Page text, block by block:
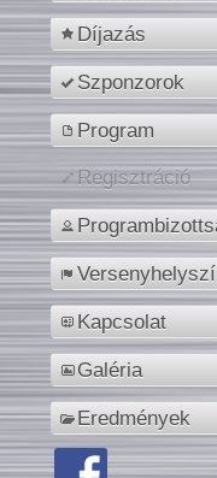
Díjazás
Szponzorok
Program
Regisztráció
Kapcsolat
Galéria
Eredmények